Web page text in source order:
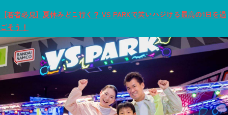
【若者必見】夏休みどこ行く？ VS PARKで笑いハジける最高の1日を過
ごそう！